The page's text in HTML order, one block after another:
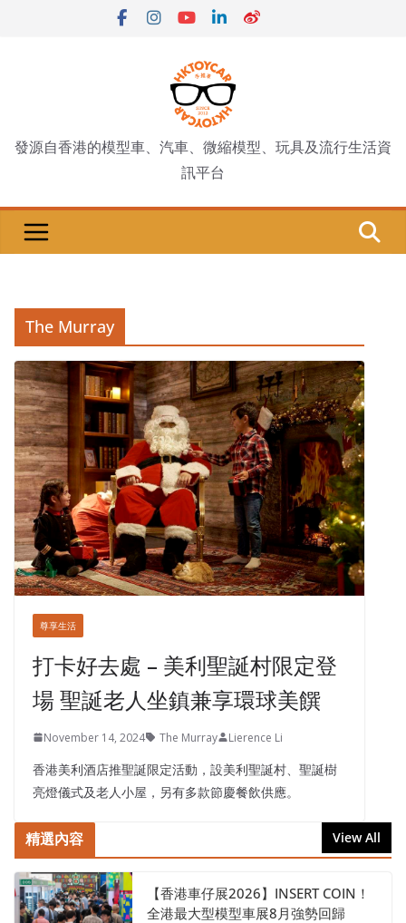
發源自香港的模型車、汽車、微縮模型、玩具及流行生活資
訊平台
The Murray
尊享生活
打卡好去處 – 美利聖誕村限定登
場 聖誕老人坐鎮兼享環球美饌
November 14, 2024 The Murray Lierence Li
香港美利酒店推聖誕限定活動，設美利聖誕村、聖誕樹
亮燈儀式及老人小屋，另有多款節慶餐飲供應。
精選內容 View All
【香港車仔展2026】INSERT COIN！
全港最大型模型車展8月強勢回歸